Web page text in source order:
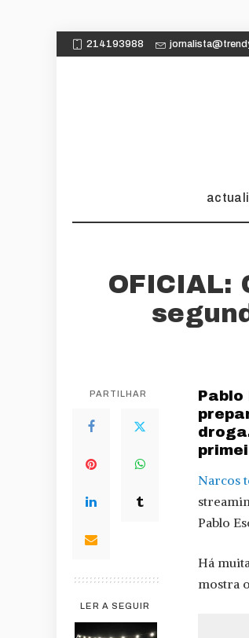
214193988
PARTILHAR
LER A SEGUIR
Narcos
Pablo
Há
mostra